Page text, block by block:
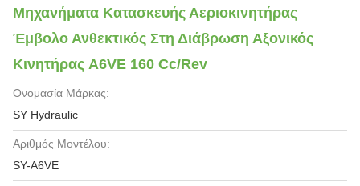
Μηχανήματα Κατασκευής Αεριοκινητήρας
Έμβολο Ανθεκτικός Στη Διάβρωση Αξονικός
Κινητήρας A6VE 160 Cc/rev
Ονομασία Μάρκας:
SY Hydraulic
Αριθμός Μοντέλου:
SY-A6VE